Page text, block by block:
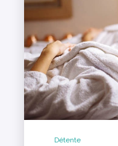
Détente